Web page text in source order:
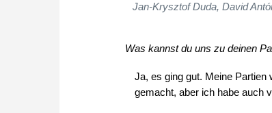
Jan-Krysztof Duda, David
Was kannst du uns zu deinen
Ja, es ging gut. Meine Partien
gemacht, aber ich habe auch